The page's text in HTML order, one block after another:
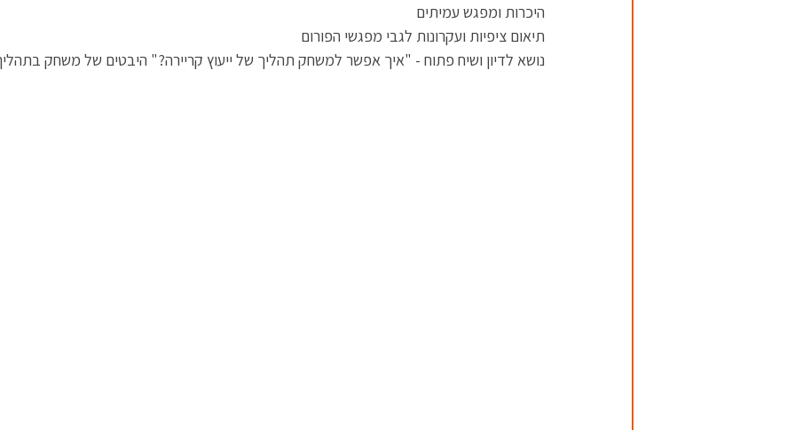
היכרות ומפגש עמיתים
תיאום ציפיות ועקרונות לגבי מפגשי הפורום
נושא לדיון ושיח פתוח - "איך אפשר למשחק תהליך של ייעוץ קריירה?" היבטים של משחק בתהליך